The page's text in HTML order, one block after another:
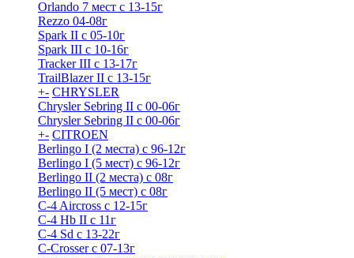
Orlando 7 мест с 13-15г
Rezzo 04-08г
Spark II с 05-10г
Spark III с 10-16г
Tracker III с 13-17г
TrailBlazer II с 13-15г
+- CHRYSLER
Chrysler Sebring II с 00-06г
Chrysler Sebring II с 00-06г
+- CITROEN
Berlingo I (2 места) с 96-12г
Berlingo I (5 мест) с 96-12г
Berlingo II (2 места) с 08г
Berlingo II (5 мест) с 08г
C-4 Airсross с 12-15г
C-4 Hb II с 11г
C-4 Sd c 13-22г
C-Crosser с 07-13г